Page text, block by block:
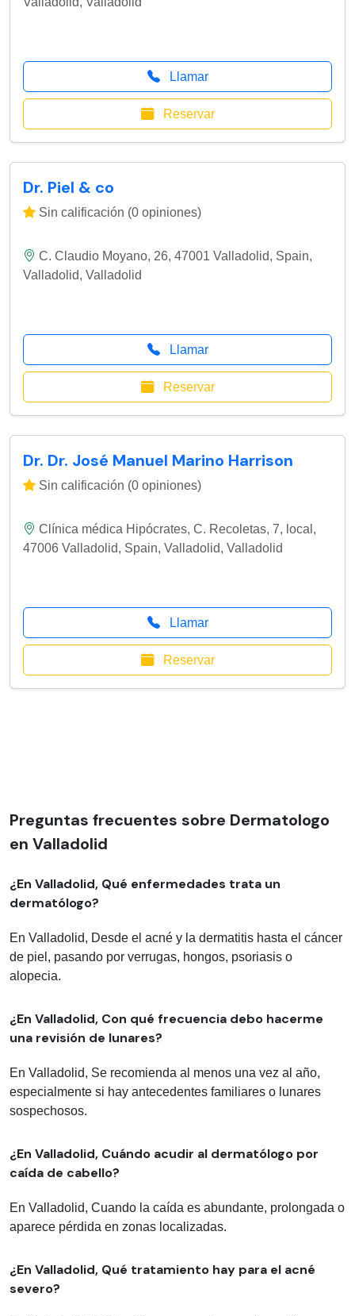
Llamar
Reservar
Dr. Piel & co
Sin calificación (0 opiniones)
C. Claudio Moyano, 26, 47001 Valladolid, Spain,
Valladolid, Valladolid
Llamar
Reservar
Dr. Dr. José Manuel Marino Harrison
Sin calificación (0 opiniones)
Clínica médica Hipócrates, C. Recoletas, 7, local,
47006 Valladolid, Spain, Valladolid, Valladolid
Llamar
Reservar
Preguntas frecuentes sobre Dermatologo
en Valladolid
¿En Valladolid, Qué enfermedades trata un
dermatólogo?
En Valladolid, Desde el acné y la dermatitis hasta el cáncer
de piel, pasando por verrugas, hongos, psoriasis o
alopecia.
¿En Valladolid, Con qué frecuencia debo hacerme
una revisión de lunares?
En Valladolid, Se recomienda al menos una vez al año,
especialmente si hay antecedentes familiares o lunares
sospechosos.
¿En Valladolid, Cuándo acudir al dermatólogo por
caída de cabello?
En Valladolid, Cuando la caída es abundante, prolongada o
aparece pérdida en zonas localizadas.
¿En Valladolid, Qué tratamiento hay para el acné
severo?